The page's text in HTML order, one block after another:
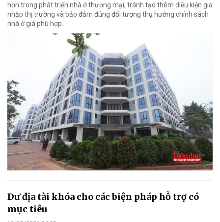
hơn trong phát triển nhà ở thương mại, tránh tạo thêm điều kiện gia
nhập thị trường và bảo đảm đúng đối tượng thụ hưởng chính sách
nhà ở giá phù hợp.
Dư địa tài khóa cho các biện pháp hỗ trợ có
mục tiêu